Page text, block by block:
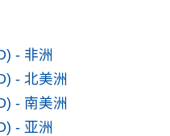
- 非洲
- 北美洲
- 南美洲
- 亚洲